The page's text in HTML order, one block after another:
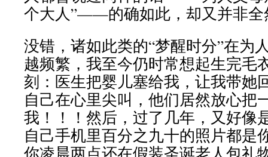
个大人”——的确如此，却又并非全
没错，诸如此类的“梦醒时分”在为
越频繁，我至今仍时常想起生完毛
刻：医生把婴儿塞给我，让我带她
自己在心里尖叫，他们居然放心把
我！！！然后，过了几年，又好像
自己手机里百分之九十的照片都是
你凌晨两点还在假装圣诞老人包礼